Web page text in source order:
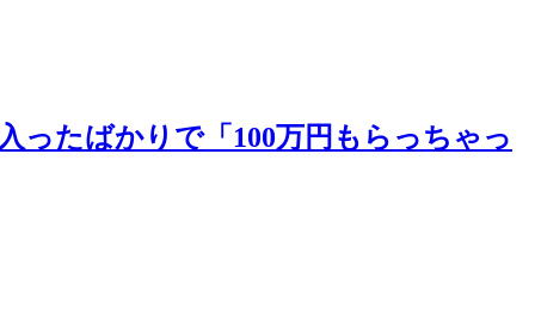
ったばかりで「100万円もらっちゃっ